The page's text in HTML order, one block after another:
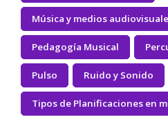
Música y medios
Pedagogía Musical
Pulso Ruido y Sonido
Tipos de Planificaciones en